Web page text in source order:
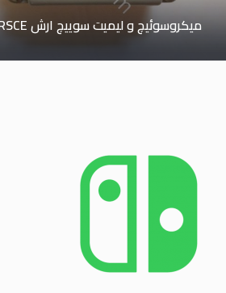
میکروسوئیچ و لیمیت سوییچ ارش ERSCE